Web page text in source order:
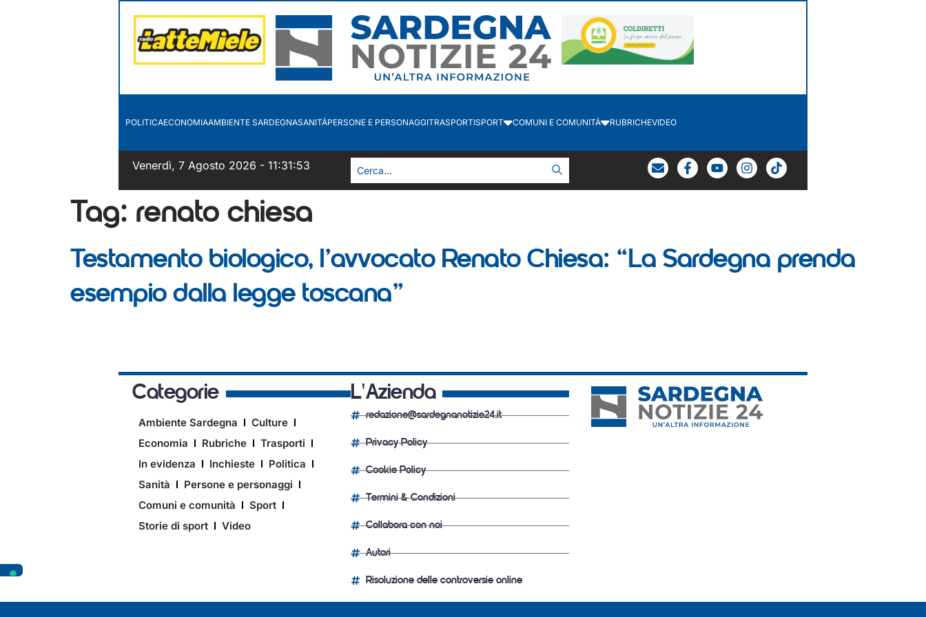
POLITICAECONOMIAAMBIENTE SARDEGNASANITÀPERSONE E PERSONAGGITRASPORTISPORT COMUNI E COMUNITÀ RUBRICHEVIDEO
Venerdì, 7 Agosto 2026 - 11:31:53
Tag: renato chiesa
Testamento biologico, l’avvocato Renato Chiesa: “La Sardegna prenda
esempio dalla legge toscana”
Categorie
Ambiente Sardegna
Culture
Economia
Rubriche
Trasporti
In evidenza
Inchieste
Politica
Sanità
Persone e personaggi
Comuni e comunità
Sport
Storie di sport
Video
L'Azienda
redazione@sardegnanotizie24.it
Privacy Policy
Cookie Policy
Termini & Condizioni
Collabora con noi
Autori
Risoluzione delle controversie online